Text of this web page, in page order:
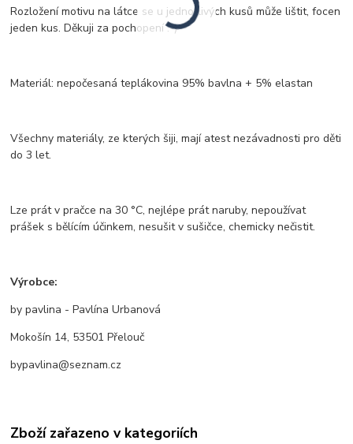
Rozložení motivu na látce se u jednotlivých kusů může lištit, focen
jeden kus. Děkuji za pochopení :-)
Materiál: nepočesaná teplákovina 95% bavlna + 5% elastan
Všechny materiály, ze kterých šiji, mají atest nezávadnosti pro děti
do 3 let.
Lze prát v pračce na 30 °C, nejlépe prát naruby, nepoužívat
prášek s bělícím účinkem, nesušit v sušičce, chemicky nečistit.
Výrobce:
by pavlina - Pavlína Urbanová
Mokošín 14, 53501 Přelouč
bypavlina@seznam.cz
Zboží zařazeno v kategoriích